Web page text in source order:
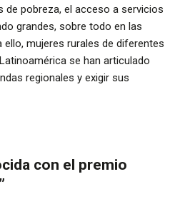
de pobreza, el acceso a servicios
grandes, sobre todo en las
ello, mujeres rurales de diferentes
se han articulado
regionales y exigir sus
con el premio